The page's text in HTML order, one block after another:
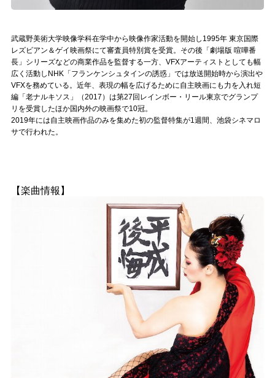
武蔵野美術大学映像学科在学中から映像作家活動を開始し1995年 東京国際
レズビアン＆ゲイ映画祭にて審査員特別賞を受賞。その後「劇場版 喧嘩番
長」シリーズなどの商業作品を監督する一方、VFXアーティストとしても幅
広く活動しNHK「フランケンシュタインの誘惑」では放送開始時から演出や
VFXを務めている。近年、表現の幅を広げるために自主映画にも力を入れ短
編「老ナルキソス」（2017）は第27回レインボー・リール東京でグランプ
リを受賞したほか国内外の映画祭で10冠。
2019年には自主映画作品のみを集めた初の監督特集が1週間、池袋シネマロ
サで行われた。
【楽曲情報】